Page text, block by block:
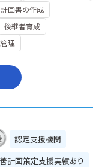
画書の作成
後継者育成
理
認定支援機関
計画策定支援実績あり